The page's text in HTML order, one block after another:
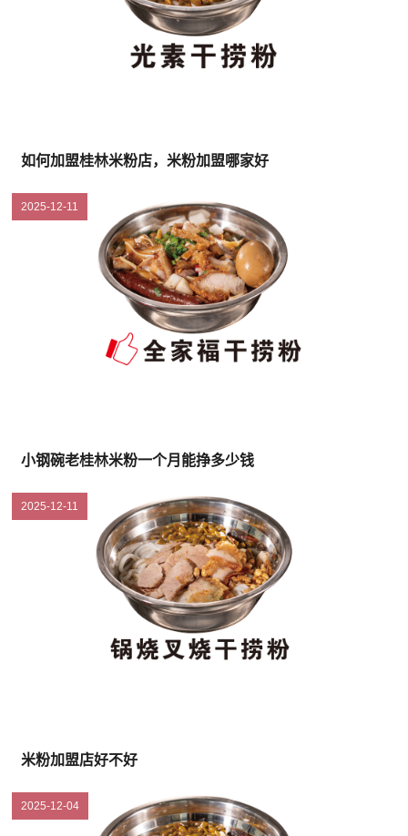
如何加盟桂林米粉店，米粉加盟哪家好
2025-12-11
小钢碗老桂林米粉一个月能挣多少钱
2025-12-11
米粉加盟店好不好
2025-12-04